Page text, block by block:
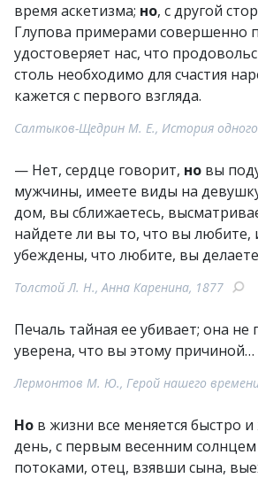
время аскетизма; но, с другой
Глупова примерами совершенно
удостоверяет нас, что
столь необходимо для счастия
кажется с первого взгляда.
Салтыков-Щедрин М. Е., История
— Нет, сердце говорит, но вы
мужчины, имеете виды на
дом, вы сближаетесь,
найдете ли вы то, что вы любите,
убеждены, что любите, вы
Толстой Л. Н., Анна Каренина, 1877
Печаль тайная ее убивает; она не
уверена, что вы этому причиной…
Лермонтов М. Ю., Герой нашего
Но в жизни все меняется быстро
день, с первым весенним
потоками, отец, взявши сына,